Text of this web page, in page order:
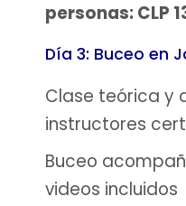
personas: CLP
Día 3: Buceo en
Clase teórica y
instructores
Buceo
videos incluidos